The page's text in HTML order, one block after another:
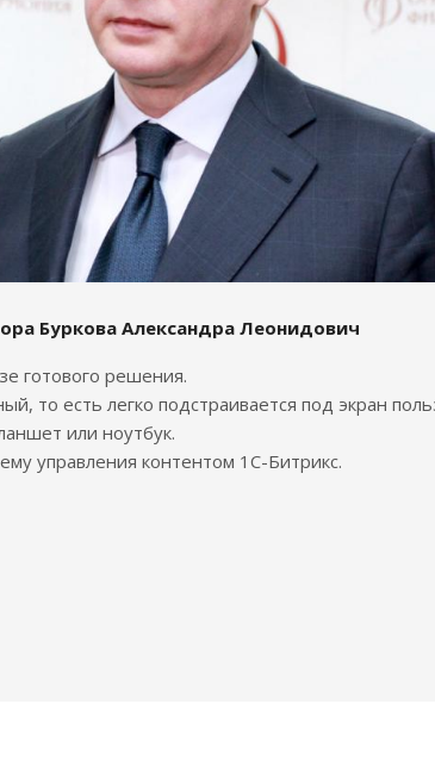
Буркова Александра Леонидович
готового решения.
то есть легко подстраивается под экран
или ноутбук.
управления контентом 1С-Битрикс.